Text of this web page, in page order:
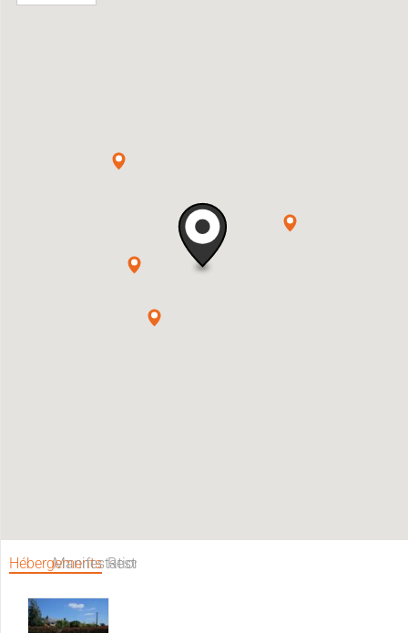
Hébergements
ManifestationsRestaurants